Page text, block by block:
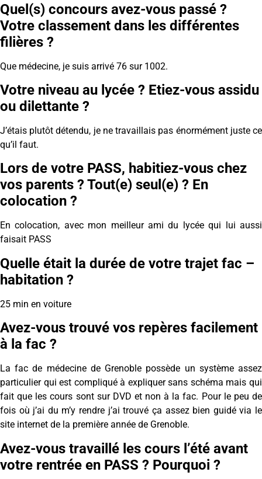
Quel(s) concours avez-vous passé ?
Votre classement dans les différentes
filières ?
Que médecine, je suis arrivé 76 sur 1002.
Votre niveau au lycée ? Etiez-vous assidu
ou dilettante ?
J’étais plutôt détendu, je ne travaillais pas énormément juste ce
qu’il faut.
Lors de votre PASS, habitiez-vous chez
vos parents ? Tout(e) seul(e) ? En
colocation ?
En colocation, avec mon meilleur ami du lycée qui lui aussi
faisait PASS
Quelle était la durée de votre trajet fac –
habitation ?
25 min en voiture
Avez-vous trouvé vos repères facilement
à la fac ?
La fac de médecine de Grenoble possède un système assez
particulier qui est compliqué à expliquer sans schéma mais qui
fait que les cours sont sur DVD et non à la fac. Pour le peu de
fois où j’ai du m’y rendre j’ai trouvé ça assez bien guidé via le
site internet de la première année de Grenoble.
Avez-vous travaillé les cours l’été avant
votre rentrée en PASS ? Pourquoi ?